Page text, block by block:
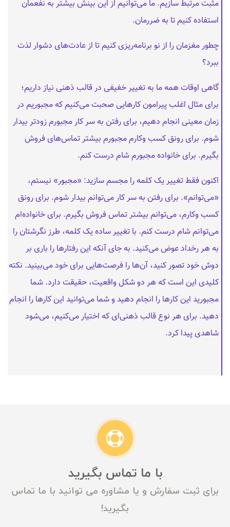
مثبت مرتبط سازیم. ما می‌توانیم از این بینش بیشتر به نفعمان
استفاده کنیم تا به ضررمان.
چطور مغزمان را از نو برنامه‌ریزی کنیم تا از عادت‌های دشوار لذت
ببرد؟
گاهی اوقات همه ما به تغيير خفیفی در قالب ذهنی نیاز داریم؛
برای مثال اغلب پیرامون کارهایی صحبت می‌کنیم که مجبوریم در
زمان معینی انجام دهیم، برای رفتن به سر کار مجبورم زودتر بیدار
شوم. برای رونق کسب وکارم مجبورم بیشتر تماس‌های فروش
بگیرم. برای خانواده مجبورم شام درست کنم.
اکنون فقط تغییر یک کلمه را مجسم سازید: «مجبور» نيستم،
«می‌توانم». برای رفتن به سر کار می‌توانم بیدار شوم. برای رونق
کسب وکارم، می‌توانم بیشتر تماس فروش بگیرم. برای خانواده‌ام
می‌توانم شام درست کنم. با تغییر ساده یک کلمه، طرز نگرشتان را
به هر رخداد عوض می‌کنید. به جای آنکه این رفتارها را باری بر
دوش خود تصور کنید، آن‌ها را فرصت‌هایی برای خود می‌بینید. نکته
کلیدی این است که هر دو شکل واقعیت، حقیقت دارد. شما
مجبورید این کارها را انجام دهید و شما می‌توانید این کارها را انجام
دهید. برای هر نوع قالب ذهنی‌ای که اختیار می‌کنیم، می‌شود
شاهدی پیدا کرد.
با ما تماس بگیرید
برای ثبت سفارش و یا مشاوره می توانید با ما تماس
بگیرید!